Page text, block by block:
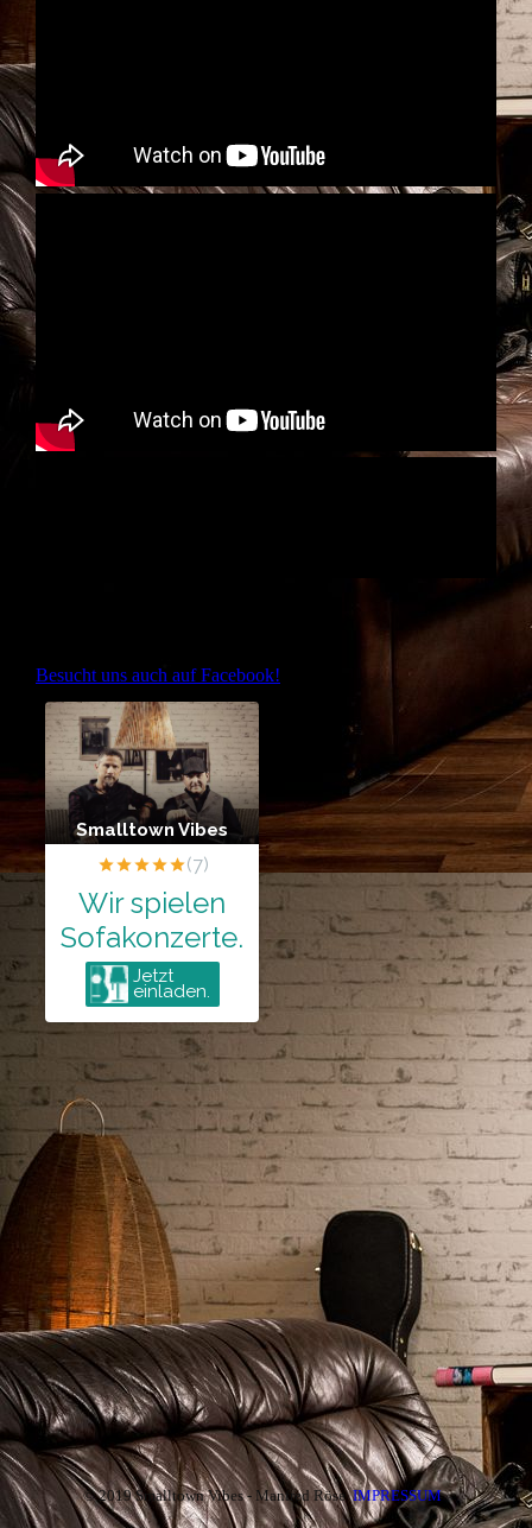
Besucht uns auch auf Facebook!
© 2019 Smalltown Vibes - Manfred Röse IMPRESSUM